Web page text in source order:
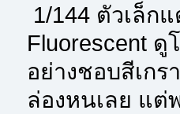
1/144 ตัวเล็ก
Fluorescent ดู
อย่างชอบสีเกร
ล่องหนเลย แต่